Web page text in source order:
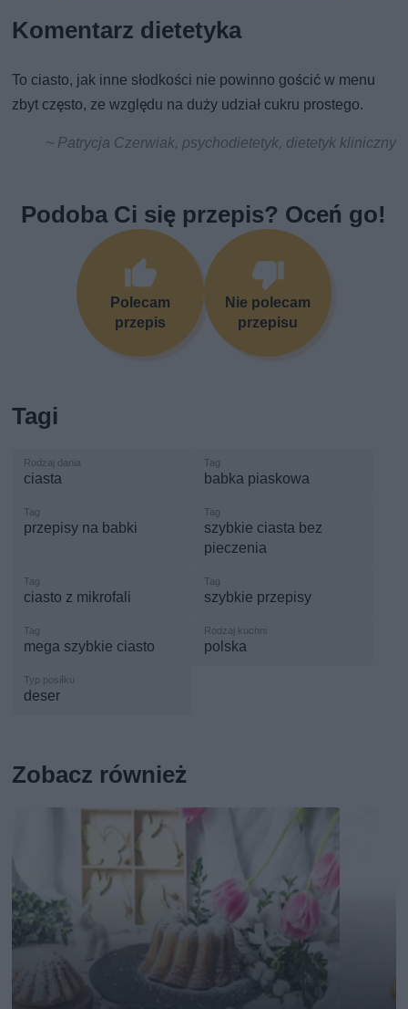
Komentarz dietetyka
To ciasto, jak inne słodkości nie powinno gościć w menu
zbyt często, ze względu na duży udział cukru prostego.
~ Patrycja Czerwiak, psychodietetyk, dietetyk kliniczny
Podoba Ci się przepis? Oceń go!
Polecam
przepis
Nie polecam
przepisu
Tagi
ciasta babka piaskowa
przepisy na babki
szybkie ciasta bez
pieczenia
ciasto z mikrofali szybkie przepisy
mega szybkie ciasto polska
deser
Zobacz również